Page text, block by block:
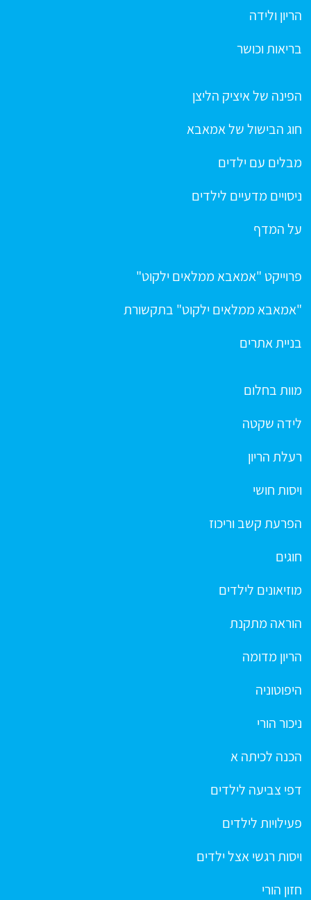
הריון ולידה
בריאות וכושר
הפינה של איציק הליצן
חוג הבישול של אמאבא
מבלים עם ילדים
ניסויים מדעיים לילדים
על המדף
פרוייקט "אמאבא ממלאים ילקוט"
"אמאבא ממלאים ילקוט" בתקשורת
בניית אתרים
מוות בחלום
לידה שקטה
רעלת הריון
ויסות חושי
הפרעת קשב וריכוז
חוגים
מוזיאונים לילדים
הוראה מתקנת
הריון מדומה
היפוטוניה
ניכור הורי
הכנה לכיתה א
דפי צביעה לילדים
פעילויות לילדים
ויסות רגשי אצל ילדים
חזון הורי